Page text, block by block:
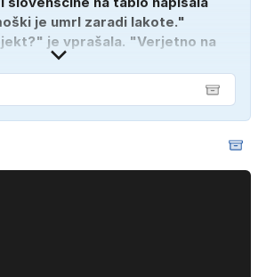
je umrl zaradi lakote."
je vprašala. "Verjetno na